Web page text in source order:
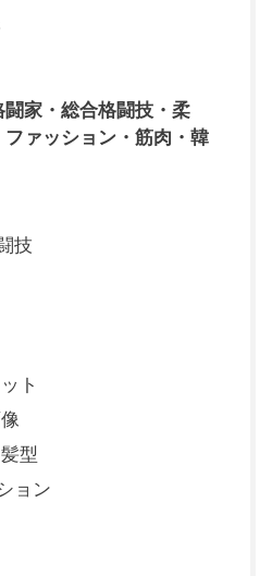
家・総合格闘技・柔
ァッション・筋肉・韓
技
ト
型
ョン